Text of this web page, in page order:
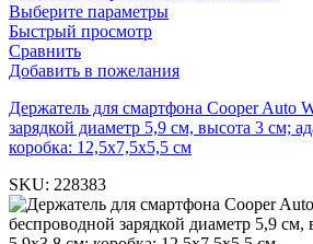
Выберите параметры
Быстрый просмотр
Сравнить
Добавить в пожелания
Держатель для смартфона Cooper Auto
зарядкой диаметр 5,9 см, высота 3 см;
коробка: 12,5х7,5х5,5 см
SKU: 228383